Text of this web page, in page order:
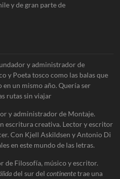
y de gran parte de
y administrador de
y Poeta tosco como las balas que
en un mismo año. Quería ser
rutas sin viajar
y administrador de Montaje.
escritura creativa. Lector y escritor
Con Kjell Askildsen y Antonio Di
en este mundo de las letras.
de Filosofía, músico y escritor.
del sur delcontinentetrae una